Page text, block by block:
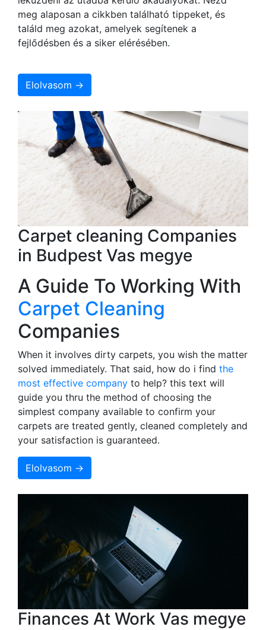
meg alaposan a cikkben található tippeket, és
találd meg azokat, amelyek segítenek a
fejlődésben és a siker elérésében.
Elolvasom →
Carpet cleaning Companies
in Budpest Vas megye
A Guide To Working With
Carpet Cleaning
Companies
When it involves dirty carpets, you wish the matter
solved immediately. That said, how do i find the
most effective company to help? this text will
guide you thru the method of choosing the
simplest company available to confirm your
carpets are treated gently, cleaned completely and
your satisfaction is guaranteed.
Elolvasom →
Finances At Work Vas megye